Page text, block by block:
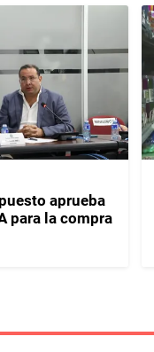
aprueba
para la compra